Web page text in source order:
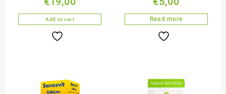
mg 20 tabletek
musujących
Add to cart
Uszu
Read more